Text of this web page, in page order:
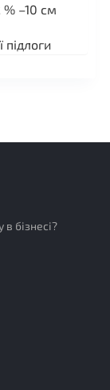
–10 см
підлоги
бізнесі?